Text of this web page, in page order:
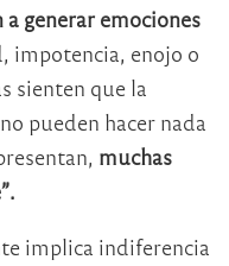
generar emociones
impotencia, enojo o
sienten que la
pueden hacer nada
muchas
implica indiferencia